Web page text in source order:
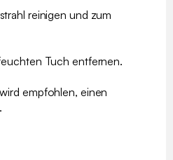
reinigen und zum
Tuch entfernen.
empfohlen, einen